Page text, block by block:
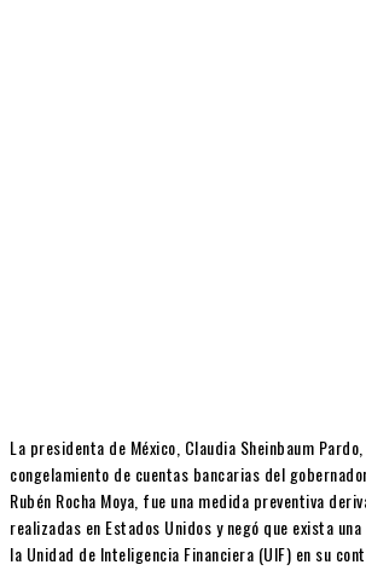
La presidenta de México, Claudia Sheinbaum Pardo
congelamiento de cuentas bancarias del
Rubén Rocha Moya , fue una medida preventiva
realizadas en Estados Unidos y negó que exista
la Unidad de Inteligencia Financiera (UIF) en su